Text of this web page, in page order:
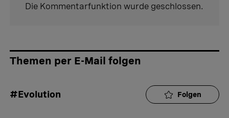
Die Kommentarfunktion wurde geschlossen.
Themen per E-Mail folgen
#Evolution Folgen